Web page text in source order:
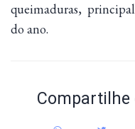
queimaduras,
do ano.
Compartilhe